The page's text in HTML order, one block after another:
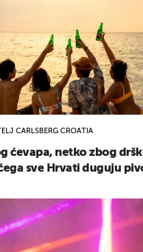
CARLSBERG CROATIA
ćevapa, netko zbog
sve Hrvati duguju